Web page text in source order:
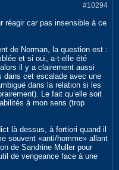
#10294
réagir car pas insensible à ce
de Norman, la question est :
et si oui, a-t-elle été
il y a clairement aussi
dans cet escalade avec une
dans la relation si les
Le fait qu’elle soit
à mon sens (trop
là dessus, à fortiori quand il
souvent «anti/homme» allant
de Sandrine Muller pour
de vengeance face à une